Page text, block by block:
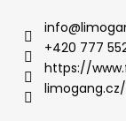
t
info@
+420 777
https://
limogang.cz/